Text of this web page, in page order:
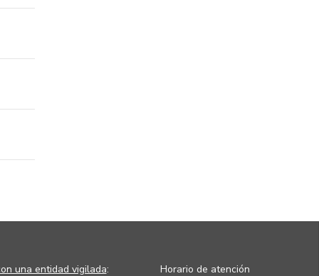
una entidad vigilada:
Horario de atención